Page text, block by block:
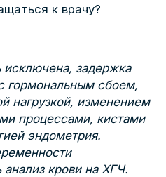
к врачу?
задержка
гормональным сбоем,
нагрузкой, изменением
процессами, кистами
эндометрия.
анализ крови на ХГЧ.